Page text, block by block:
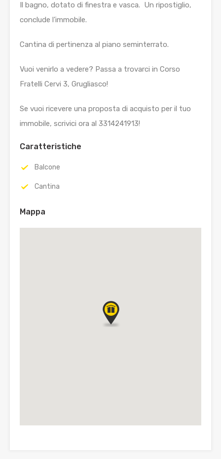
Il bagno, dotato di finestra e vasca. Un ripostiglio,
conclude l’immobile.
Cantina di pertinenza al piano seminterrato.
Vuoi venirlo a vedere? Passa a trovarci in Corso
Fratelli Cervi 3, Grugliasco!
Se vuoi ricevere una proposta di acquisto per il tuo
immobile, scrivici ora al 3314241913!
Caratteristiche
Balcone
Cantina
Mappa